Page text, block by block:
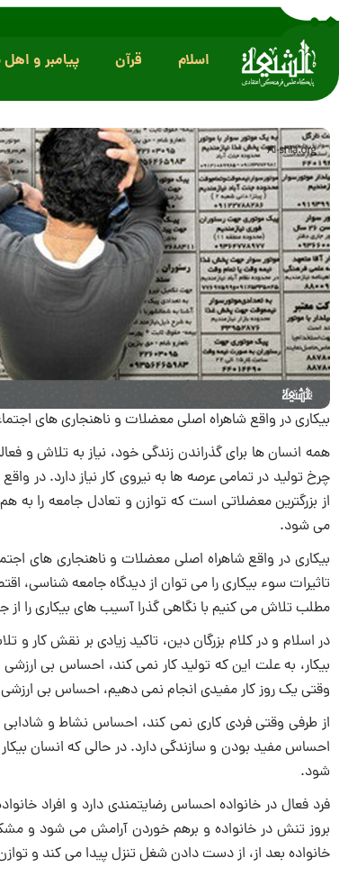
اسلام قرآن پیامبر و
بیکاری در واقع شاهراه اصلی معضلات و ناهنجاری های
همه انسان ها برای گذراندن زندگی خود، نیاز به تلاش و
چرخ تولید در تمامی عرصه ها به نیروی کار نیاز دارد. در
از بزرگترین معضلاتی است که توازن و تعادل جامعه را
می شود.
بیکاری در واقع شاهراه اصلی معضلات و ناهنجاری های
تاثیرات سوء بیکاری را می توان از دیدگاه جامعه شناسی،
مطلب تلاش می کنیم با نگاهی گذرا آسیب های بیکاری را از
در اسلام و در کلام بزرگان دین، تاکید زیادی بر نقش کار
بیکار، به علت این که تولید کار نمی کند، احساس بی
وقتی یک روز کار مفیدی انجام نمی دهیم، احساس بی
از طرفی وقتی فردی کاری نمی کند، احساس نشاط و شادابی
احساس مفید بودن و سازندگی دارد. در حالی که انسان
شود.
فرد فعال در خانواده احساس رضایتمندی دارد و افراد
بروز تنش در خانواده و برهم خوردن آرامش می شود و
خانواده بعد از، از دست دادن شغل تنزل پیدا می کند و